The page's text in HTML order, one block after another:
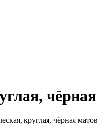
круглая, чёрная